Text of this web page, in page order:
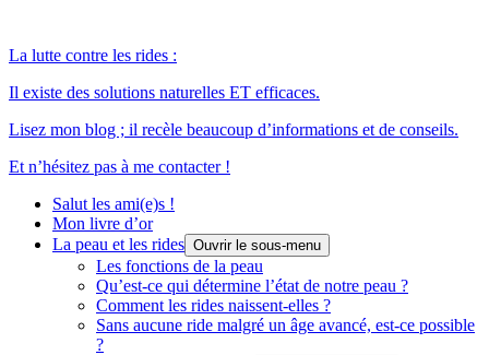
La lutte contre les rides :
Il existe des solutions naturelles ET efficaces.
Lisez mon blog ; il recèle beaucoup d’informations et de conseils.
Et n’hésitez pas à me contacter !
Salut les ami(e)s !
Mon livre d’or
La peau et les rides Ouvrir le sous-menu
Les fonctions de la peau
Qu’est-ce qui détermine l’état de notre peau ?
Comment les rides naissent-elles ?
Sans aucune ride malgré un âge avancé, est-ce possible
?